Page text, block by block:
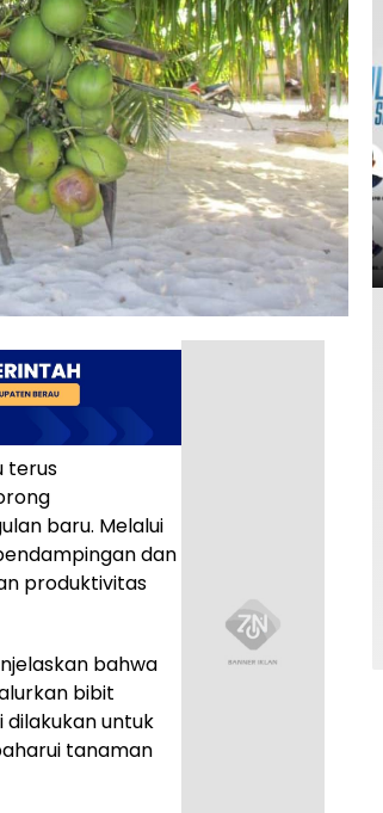
terus
baru. Melalui
dan
produktivitas
bahwa
bibit
dilakukan untuk
tanaman